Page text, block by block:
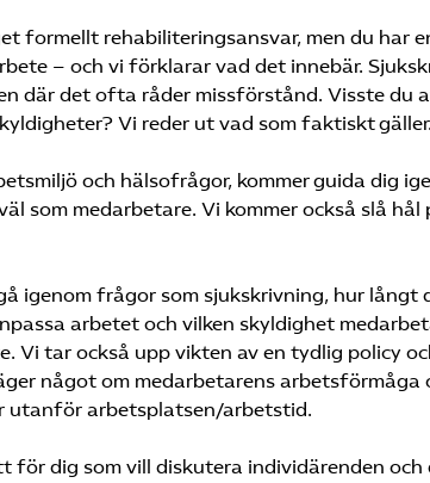
formellt rehabiliteringsansvar, men du har
– och vi förklarar vad det innebär.
där det ofta råder missförstånd. Visste du
Vi reder ut vad som faktiskt gäller.
och hälsofrågor, kommer guida dig
som medarbetare. Vi kommer också slå
igenom frågor som sjukskrivning, hur långt
arbetet och vilken skyldighet
Vi tar också upp vikten av en tydlig policy
något om medarbetarens arbetsförmåga
utanför arbetsplatsen/arbetstid.
för dig som vill diskutera individärenden och